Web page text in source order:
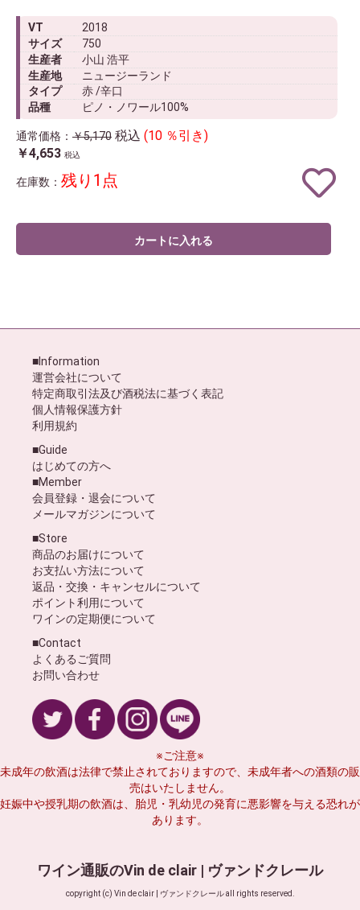
VT
2018
サイズ
750
生産者
小山 浩平
生産地
ニュージーランド
タイプ
赤 /辛口
品種
ピノ・ノワール100%
通常価格： ￥5,170 税込 (10 ％引き)
￥4,653 税込
在庫数： 残り1点
カートに入れる
■Information
運営会社について
特定商取引法及び酒税法に基づく表記
個人情報保護方針
利用規約
■Guide
はじめての方へ
■Member
会員登録・退会について
メールマガジンについて
■Store
商品のお届けについて
お支払い方法について
返品・交換・キャンセルについて
ポイント利用について
ワインの定期便について
■Contact
よくあるご質問
お問い合わせ
※ご注意※
未成年の飲酒は法律で禁止されておりますので、未成年者への酒類の販
売はいたしません。
妊娠中や授乳期の飲酒は、胎児・乳幼児の発育に悪影響を与える恐れが
あります。
ワイン通販のVin de clair | ヴァンドクレール
copyright (c) Vin de clair | ヴァンドクレール all rights reserved.